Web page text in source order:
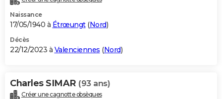
Naissance
17/05/1940 à Étrœungt(Nord)
Décès
22/12/2023 à Valenciennes (Nord)
Charles SIMAR (93 ans)
Créer une cagnotte obsèques